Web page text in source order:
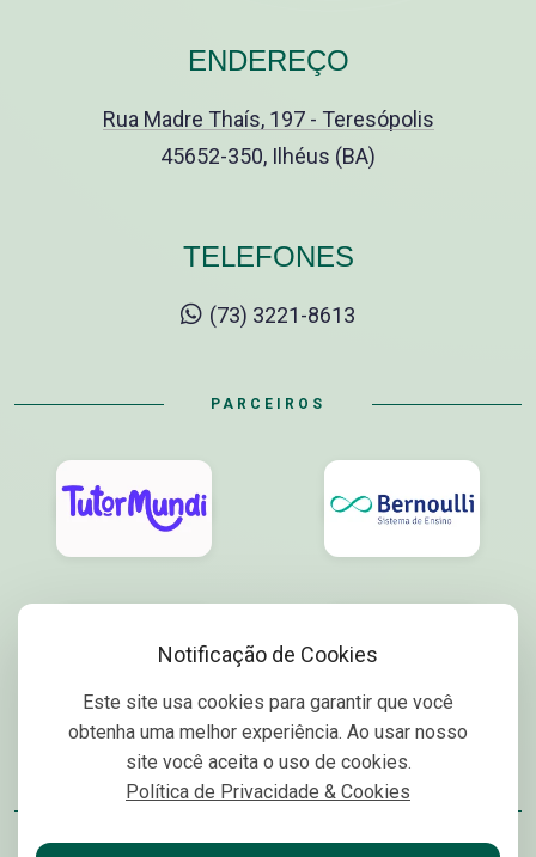
ENDEREÇO
Rua Madre Thaís, 197 - Teresópolis
45652-350, Ilhéus (BA)
TELEFONES
(73) 3221-8613
PARCEIROS
Notificação de Cookies
Este site usa cookies para garantir que você
obtenha uma melhor experiência. Ao usar nosso
site você aceita o uso de cookies.
Política de Privacidade & Cookies